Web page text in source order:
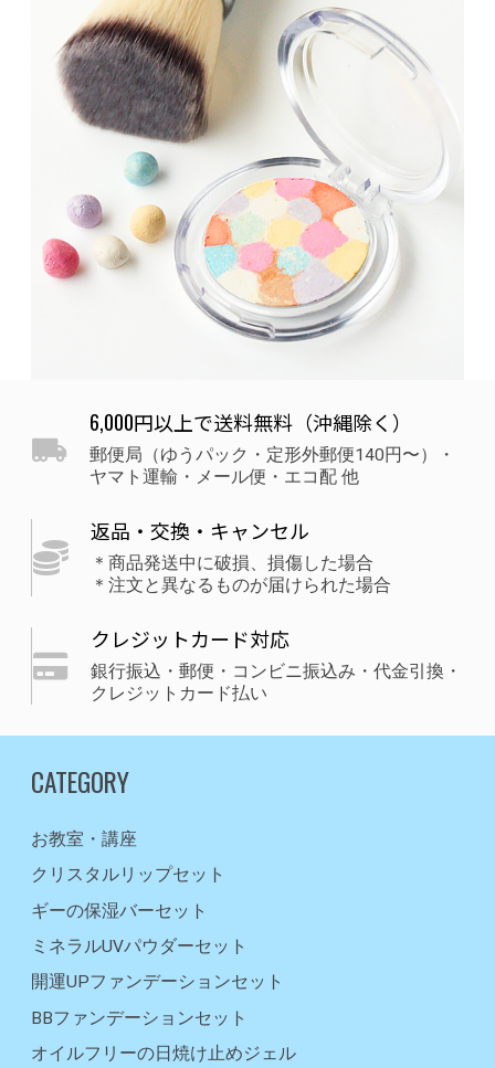
6,000円以上で送料無料（沖縄除く）
郵便局（ゆうパック・定形外郵便140円〜）・
ヤマト運輸・メール便・エコ配 他
返品・交換・キャンセル
＊商品発送中に破損、損傷した場合
＊注文と異なるものが届けられた場合
クレジットカード対応
銀行振込・郵便・コンビニ振込み・代金引換・
クレジットカード払い
CATEGORY
お教室・講座
クリスタルリップセット
ギーの保湿バーセット
ミネラルUVパウダーセット
開運UPファンデーションセット
BBファンデーションセット
オイルフリーの日焼け止めジェル